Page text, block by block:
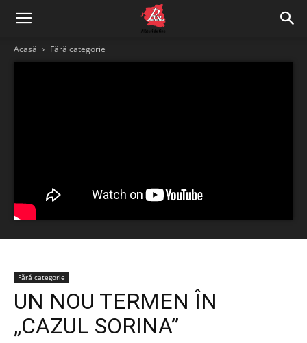
Acasă Fără categorie
Fără categorie
UN NOU TERMEN ÎN
„CAZUL SORINA”